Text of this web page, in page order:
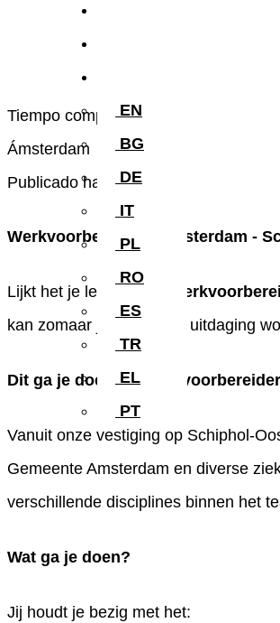
EN
BG
DE
IT
PL
RO
ES
TR
EL
PT
Tiempo completo
Ámsterdam
Publicado hace 4 meses
Werkvoorbereider | Amsterdam -
Lijkt het je leuk om als
kan zomaar jouw nieuwe uitdaging
Dit ga je doen als
Vanuit onze vestiging op Schiphol-
Gemeente Amsterdam en diverse
verschillende disciplines binnen het
Wat ga je doen?
Jij houdt je bezig met het: